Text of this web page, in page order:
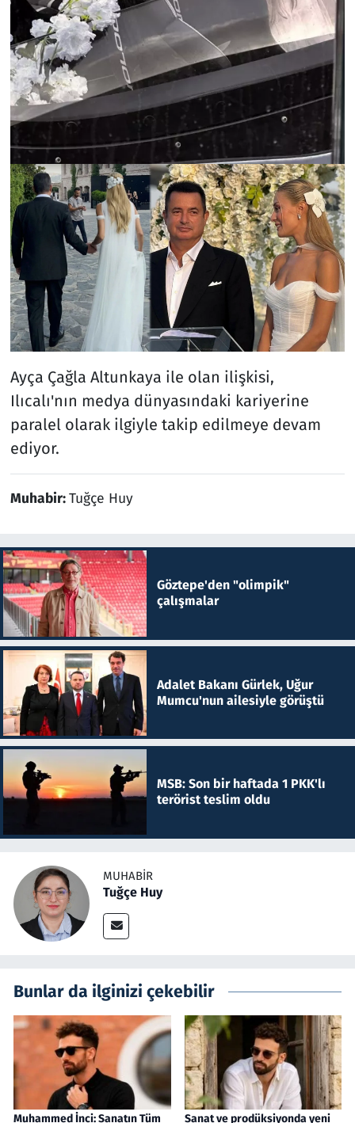
Ayça Çağla Altunkaya ile olan ilişkisi,
Ilıcalı'nın medya dünyasındaki kariyerine
paralel olarak ilgiyle takip edilmeye devam
ediyor.
Muhabir:Tuğçe Huy
Göztepe'den "olimpik"
çalışmalar
Adalet Bakanı Gürlek, Uğur
Mumcu'nun ailesiyle görüştü
MSB: Son bir haftada 1 PKK'lı
terörist teslim oldu
MUHABIR
Tuğçe Huy
Bunlar da ilginizi çekebilir
Muhammed İnci: Sanatın Tüm Sanat ve prodüksiyonda yeni